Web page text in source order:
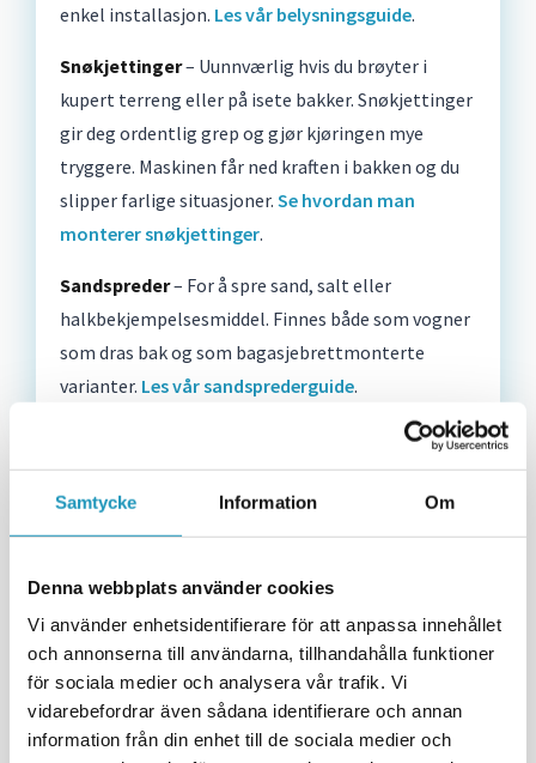
Samtycke Information Om
Denna webbplats använder cookies
Vi använder enhetsidentifierare för att anpassa innehållet
och annonserna till användarna, tillhandahålla funktioner
för sociala medier och analysera vår trafik. Vi
vidarebefordrar även sådana identifierare och annan
information från din enhet till de sociala medier och
enkel installasjon. Les vår belysningsguide.
Snøkjettinger– Uunnværlig hvis du brøyter i
kupert terreng eller på isete bakker. Snøkjettinger
gir deg ordentlig grep og gjør kjøringen mye
tryggere. Maskinen får ned kraften i bakken og du
slipper farlige situasjoner. Se hvordan man
monterer snøkjettinger.
Sandspreder– For å spre sand, salt eller
halkbekjempelsesmiddel. Finnes både som vogner
som dras bak og som bagasjebrettmonterte
varianter. Les vår sandsprederguide.